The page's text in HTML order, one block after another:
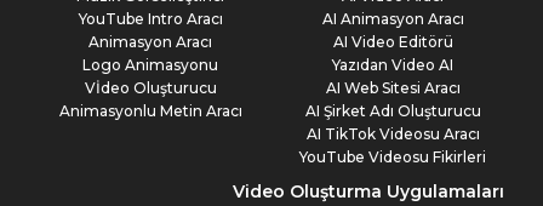
YouTube Intro Aracı
Animasyon Aracı
Logo Animasyonu
Vİdeo Oluşturucu
Animasyonlu Metin Aracı
AI Animasyon Aracı
AI Video Editörü
Yazıdan Video AI
AI Web Sitesi Aracı
AI Şirket Adı Oluşturucu
AI TikTok Videosu Aracı
YouTube Videosu Fikirleri
Video Oluşturma Uygulamaları